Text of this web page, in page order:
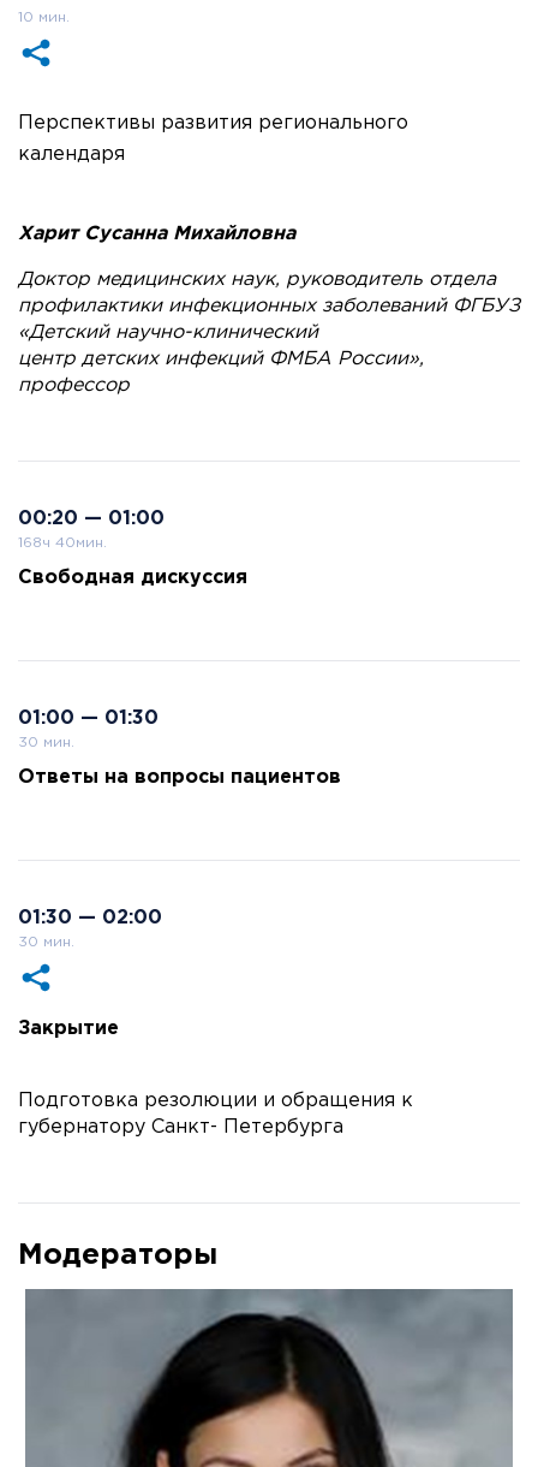
10 мин.
Перспективы развития регионального
календаря
Харит Сусанна Михайловна
Доктор медицинских наук, руководитель отдела
профилактики инфекционных заболеваний ФГБУЗ
«Детский научно-клинический
центр детских инфекций ФМБА России»,
профессор
00:20 — 01:00
168ч 40мин.
Свободная дискуссия
01:00 — 01:30
30 мин.
Ответы на вопросы пациентов
01:30 — 02:00
30 мин.
Закрытие
Подготовка резолюции и обращения к
губернатору Санкт- Петербурга
Модераторы